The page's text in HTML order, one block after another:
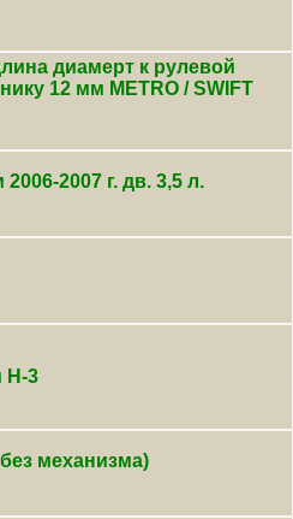
диамерт к рулевой
12 мм METRO / SWIFT
2007 г. дв. 3,5 л.
Н-3
механизма)